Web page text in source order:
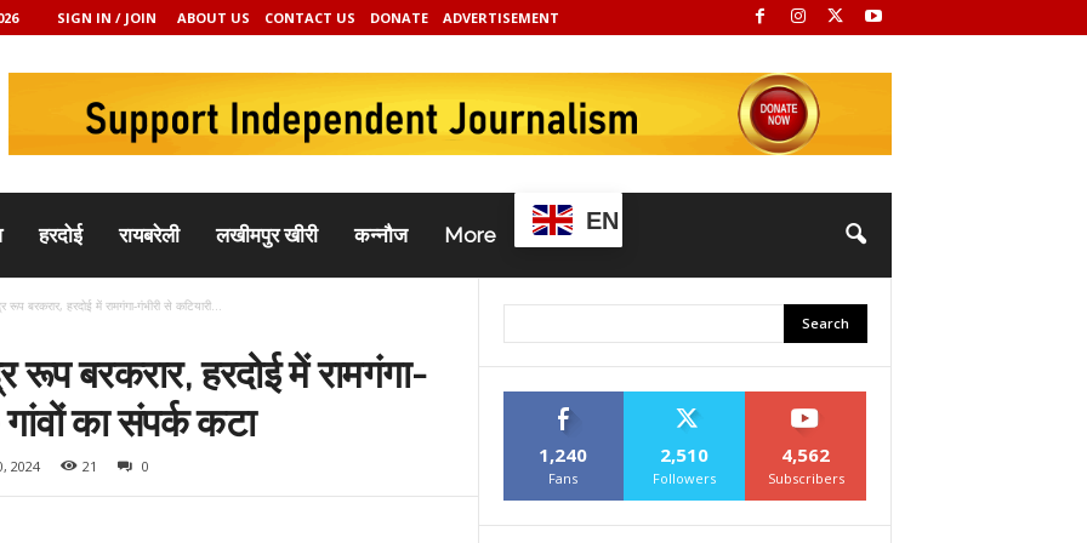
SIGN IN / JOIN ABOUT US CONTACT US DONATE ADVERTISEMENT
हरदोई रायबरेली लखीमपुर खीरी कन्नौज More
EN
बरकरार, हरदोई में रामगंगा-गंभीरी से कटियारी...
रूप बरकरार, हरदोई में रामगंगा-
का संपर्क कटा
2024 21 0 1,240
Fans
2,510
Followers
4,562
Subscribers